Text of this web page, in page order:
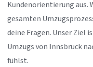
Kundenorientierung aus.
gesamten
deine Fragen. Unser Ziel
Umzugs von Innsbruck
fühlst.